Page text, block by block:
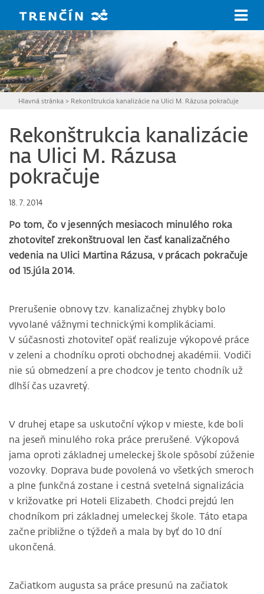
Hlavná stránka > Rekonštrukcia kanalizácie na Ulici M. Rázusa pokračuje
Rekonštrukcia kanalizácie
na Ulici M. Rázusa
pokračuje
18. 7. 2014
Po tom, čo v jesenných mesiacoch minulého roka
zhotoviteľ zrekonštruoval len časť kanalizačného
vedenia na Ulici Martina Rázusa, v prácach pokračuje
od 15.júla 2014.
Prerušenie obnovy tzv. kanalizačnej zhybky bolo
vyvolané vážnymi technickými komplikáciami.
V súčasnosti zhotoviteľ opäť realizuje výkopové práce
v zeleni a chodníku oproti obchodnej akadémii. Vodiči
nie sú obmedzení a pre chodcov je tento chodník už
dlhší čas uzavretý.
V druhej etape sa uskutoční výkop v mieste, kde boli
na jeseň minulého roka práce prerušené. Výkopová
jama oproti základnej umeleckej škole spôsobí zúženie
vozovky. Doprava bude povolená vo všetkých smeroch
a plne funkčná zostane i cestná svetelná signalizácia
v križovatke pri Hoteli Elizabeth. Chodci prejdú len
chodníkom pri základnej umeleckej škole. Táto etapa
začne približne o týždeň a mala by byť do 10 dní
ukončená.
Začiatkom augusta sa práce presunú na začiatok